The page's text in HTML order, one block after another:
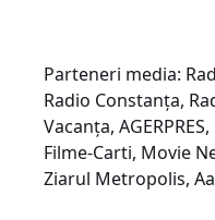
Parteneri media:
Radio Constanţa,
Vacanța,
Filme-Carti, Movie
Ziarul Metropolis,